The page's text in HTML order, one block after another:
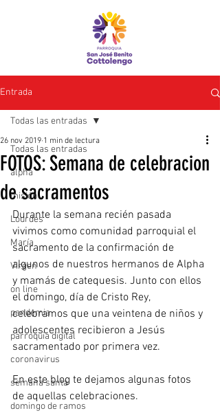
Entrada
Todas las entradas
alpha
misión
Lourdes
María
Virgen
on line
pandemia
parroquia digital
coronavirus
semana santa
domingo de ramos
Todas las entradas
FOTOS: Semana de celebracion
de sacramentos
26 nov 2019 1 min de lectura
Durante la semana recién pasada
vivimos como comunidad parroquial el
sacramento de la confirmación de
algunos de nuestros hermanos de Alpha
y mamás de catequesis. Junto con ellos
el domingo, día de Cristo Rey,
celebramos que una veintena de niños y
adolescentes recibieron a Jesús
sacramentado por primera vez.
En este blog te dejamos algunas fotos
de aquellas celebraciones.